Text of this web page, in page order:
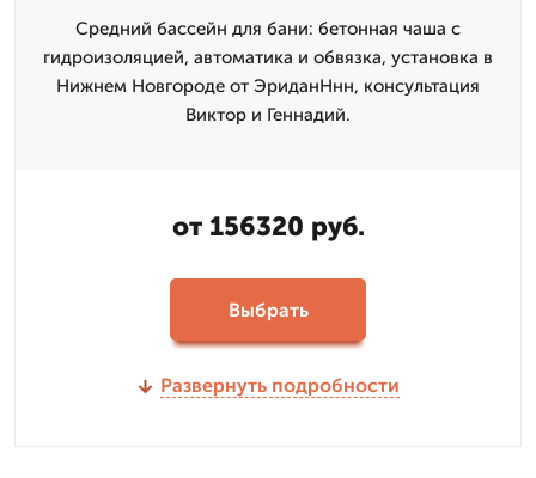
Средний бассейн для бани: бетонная чаша с
гидроизоляцией, автоматика и обвязка, установка в
Нижнем Новгороде от ЭриданНнн, консультация
Виктор и Геннадий.
от 156320 руб.
Выбрать
Развернуть подробности